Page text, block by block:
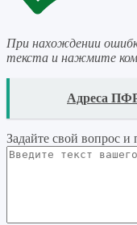
При нахождении
текста и нажмите
Адреса
Задайте свой вопрос и